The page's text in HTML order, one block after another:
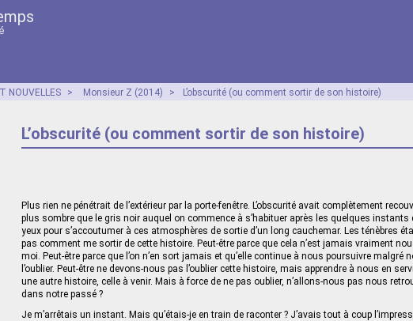
NOUVELLES > Monsieur Z (2014) > L’obscurité (ou comment sortir de son histoire)
L’obscurité (ou comment sortir de son histoire)
Plus rien ne pénétrait de l’extérieur par la porte-fenêtre. L’obscurité avait complètement
plus sombre que le gris noir auquel on commence à s’habituer après les quelques
yeux pour s’accoutumer à ces atmosphères de sortie d’un long cauchemar. Les ténèbres
pas comment me sortir de cette histoire. Peut-être parce que cela n’est jamais vraiment
moi. Peut-être parce que l’on n’en sort jamais et qu’elle continue à nous poursuivre
l’oublier. Peut-être ne devons-nous pas l’oublier cette histoire, mais apprendre à nous en
une autre histoire, celle à venir. Mais à force de ne pas oublier, n’allons-nous pas nous
dans notre passé ?
Je m’arrêtais un instant. Mais qu’étais-je en train de raconter ? J’avais tout à coup